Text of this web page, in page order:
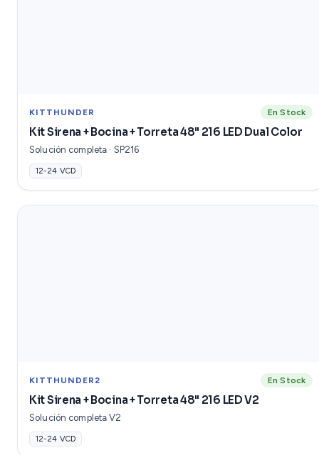
KITTHUNDER En Stock
Kit Sirena + Bocina + Torreta 48" 216 LED Dual Color
Solución completa · SP216
12-24 VCD
KITTHUNDER2 En Stock
Kit Sirena + Bocina + Torreta 48" 216 LED V2
Solución completa V2
12-24 VCD